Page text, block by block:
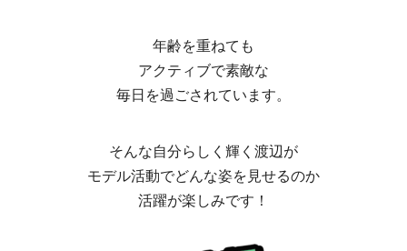
年齢を重ねても
アクティブで素敵な
毎日を過ごされています。
そんな自分らしく輝く渡辺が
モデル活動でどんな姿を見せるのか
活躍が楽しみです！